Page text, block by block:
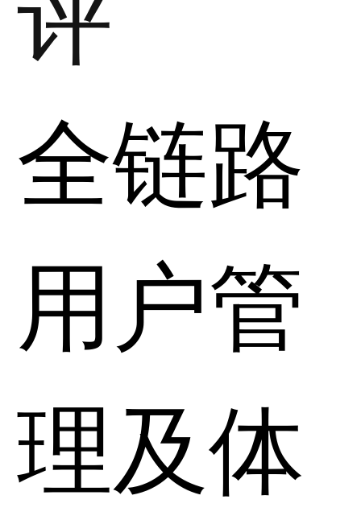
全链路
用户管
理及体